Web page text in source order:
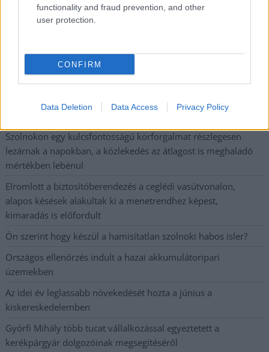
functionality and fraud prevention, and other
user protection.
CONFIRM
Data Deletion Data Access Privacy Policy
A SZOL24 legfrissebb 24 cikke
Problémák egész Jász-Nagykun-Szolnok megyében: egyre
több otthoni kútból fogy ki a víz
Már magasabb szinten is nyomoznak Szijjártó
büntetőügyében, vesztegetés miatt 3 év letöltendőt kaphat és
ez csak az egyik botrány
Szolnokon egy kulcsfontosságú körforgalmat részlegesen
lezárnak a napokban, a közlekedés az átlagost is meghaladó
mértékben lebénul
Elromlott a biztosítóberendezés a ceglédi vasútvonalon,
alapos késések alakultak ki a menetrendhez képest,
kimaradás is előfordult
Ön szerint hogy készül a hamisítatlan szolnoki habos isler?
Országos ellenőrzés indult a hazai akkumulátoripari
üzemekben
Az idei év leglassabb növekedését hozta a június a
kiskereskedelemben
Györfi Mihály több tucat vállalkozással egyeztetett a
kerékpárgyár dolgozóinak megsegítéséről